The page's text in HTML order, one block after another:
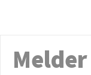
Melder